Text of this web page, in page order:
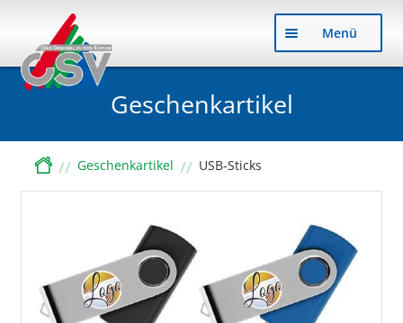
Menü
Geschenkartikel
StartGeschenkartikel USB-Sticks